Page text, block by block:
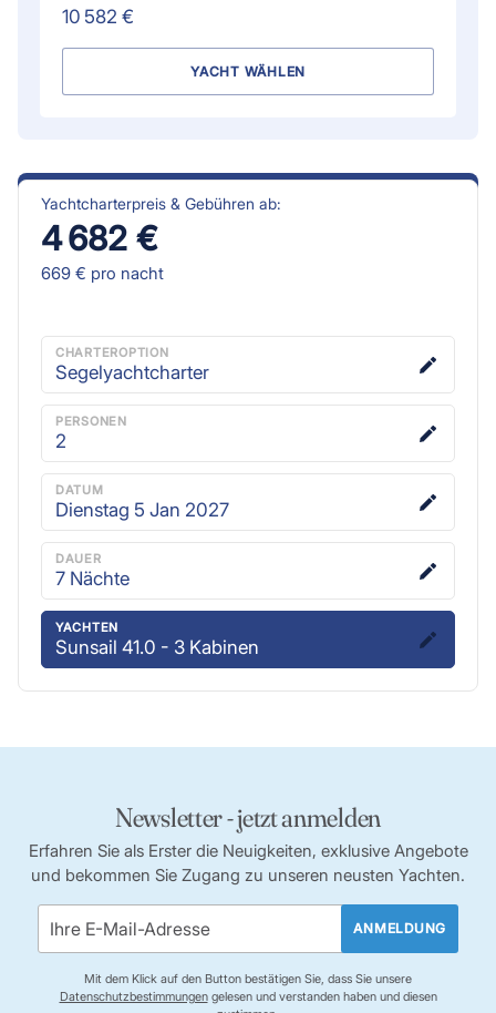
10 582 €
YACHT WÄHLEN
Yachtcharterpreis & Gebühren ab:
4 682 €
669 € pro nacht
CHARTEROPTION
Segelyachtcharter
PERSONEN
2
DATUM
Dienstag 5 Jan 2027
DAUER
7Nächte
YACHTEN
Sunsail 41.0 - 3 Kabinen
Newsletter - jetzt anmelden
Erfahren Sie als Erster die Neuigkeiten, exklusive Angebote
und bekommen Sie Zugang zu unseren neusten Yachten.
ANMELDUNG
Mit dem Klick auf den Button bestätigen Sie, dass Sie unsere
Datenschutzbestimmungengelesen und verstanden haben und diesen